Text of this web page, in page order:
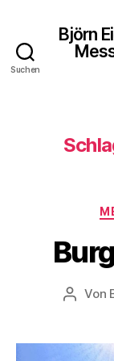
Suchen
Björn
Von